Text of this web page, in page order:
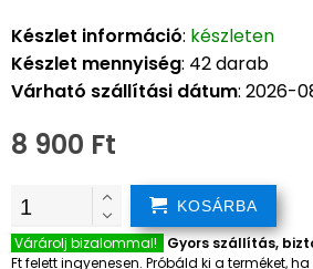
Készlet információ: készleten
Készlet mennyiség: 42 darab
Várható szállítási dátum: 2026-
8 900 Ft
KOSÁRBA
Várárolj bizalommal! Gyors szállítás,
Ft felett ingyenesen. Próbáld ki a terméket,